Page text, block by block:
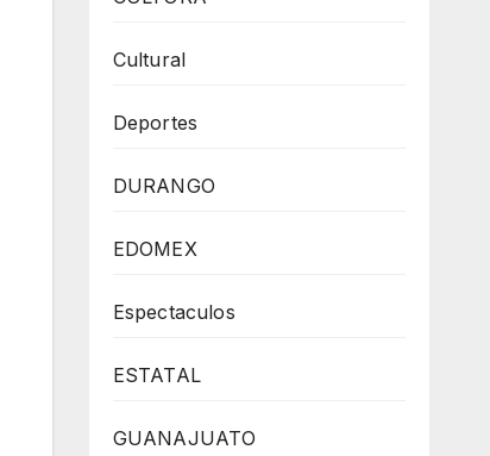
Cultural
Deportes
DURANGO
EDOMEX
Espectaculos
ESTATAL
GUANAJUATO